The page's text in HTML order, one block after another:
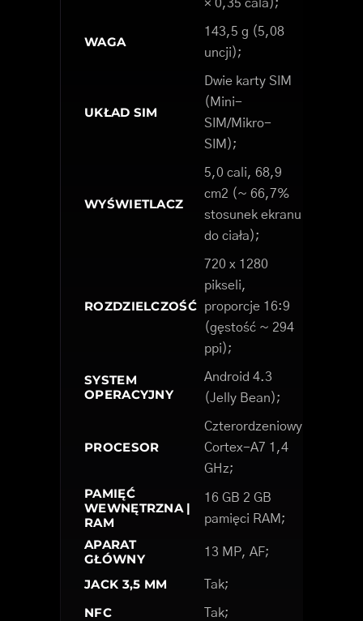
× 0,35 cala);
WAGA
143,5 g (5,08
uncji);
UKŁAD SIM
Dwie karty SIM
(Mini-
SIM/Mikro-
SIM);
WYŚWIETLACZ
5,0 cali, 68,9
cm2 (~ 66,7%
stosunek ekranu
do ciała);
ROZDZIELCZOŚĆ
720 x 1280
pikseli,
proporcje 16:9
(gęstość ~ 294
ppi);
SYSTEM
OPERACYJNY
Android 4.3
(Jelly Bean);
PROCESOR
Czterordzeniowy
Cortex-A7 1,4
GHz;
PAMIĘĆ
WEWNĘTRZNA |
RAM
16 GB 2 GB
pamięci RAM;
APARAT
GŁÓWNY
13 MP, AF;
JACK 3,5 MM Tak;
NFC Tak;